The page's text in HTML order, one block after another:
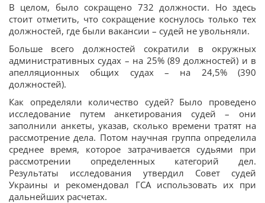
В целом, было сокращено 732 должности. Но здесь
стоит отметить, что сокращение коснулось только тех
должностей, где были вакансии – судей не увольняли.
Больше всего должностей сократили в окружных
административных судах – на 25% (89 должностей) и в
апелляционных общих судах – на 24,5% (390
должностей).
Как определяли количество судей? Было проведено
исследование путем анкетирования судей – они
заполнили анкеты, указав, сколько времени тратят на
рассмотрение дела. Потом научная группа определила
среднее время, которое затрачивается судьями при
рассмотрении определенных категорий дел.
Результаты исследования утвердил Совет судей
Украины и рекомендовал ГСА использовать их при
дальнейших расчетах.